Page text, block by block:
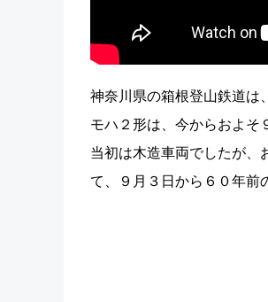
神奈川県の箱根登山鉄道は
モハ２形は、今からおよそ
当初は木造車両でしたが、
て、９月３日から６０年前